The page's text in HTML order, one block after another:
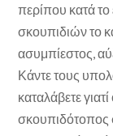
περίπου κατά το
σκουπιδιών το
ασυμπίεστος,
Κάντε τους
καταλάβετε
σκουπιδότοπος